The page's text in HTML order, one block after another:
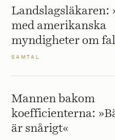
Landslagsläkaren:
med amerikanska
myndigheter om
SAMTAL
Mannen bakom
koefficienterna:
är snårigt«